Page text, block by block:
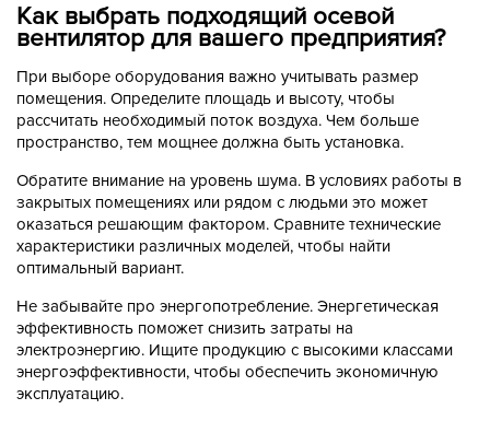
Как выбрать подходящий осевой
вентилятор для вашего предприятия?
При выборе оборудования важно учитывать размер
помещения. Определите площадь и высоту, чтобы
рассчитать необходимый поток воздуха. Чем больше
пространство, тем мощнее должна быть установка.
Обратите внимание на уровень шума. В условиях работы в
закрытых помещениях или рядом с людьми это может
оказаться решающим фактором. Сравните технические
характеристики различных моделей, чтобы найти
оптимальный вариант.
Не забывайте про энергопотребление. Энергетическая
эффективность поможет снизить затраты на
электроэнергию. Ищите продукцию с высокими классами
энергоэффективности, чтобы обеспечить экономичную
эксплуатацию.